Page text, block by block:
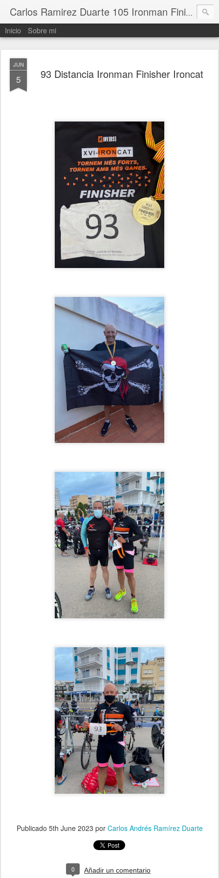
Carlos Ramirez Duarte 105 Ironman Finisher
Inicio Sobre mi
JUN
5 93 Distancia Ironman Finisher Ironcat
Publicado 5th June 2023 por Carlos Andrés Ramírez Duarte
0 Añadir un comentario